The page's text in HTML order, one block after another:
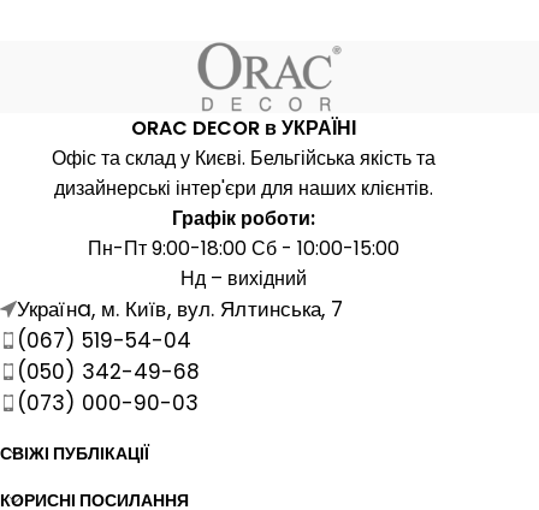
ORAC DECOR в УКРАЇНІ
Офіс та склад у Києві. Бельгійська якість та
дизайнерські інтер'єри для наших клієнтів.
Графік роботи:
Пн-Пт 9:00-18:00 Сб - 10:00-15:00
Нд – вихідний
Українa, м. Київ, вул. Ялтинська, 7
(067) 519-54-04
(050) 342-49-68
(073) 000-90-03
СВІЖІ ПУБЛІКАЦІЇ
КОРИСНІ ПОСИЛАННЯ